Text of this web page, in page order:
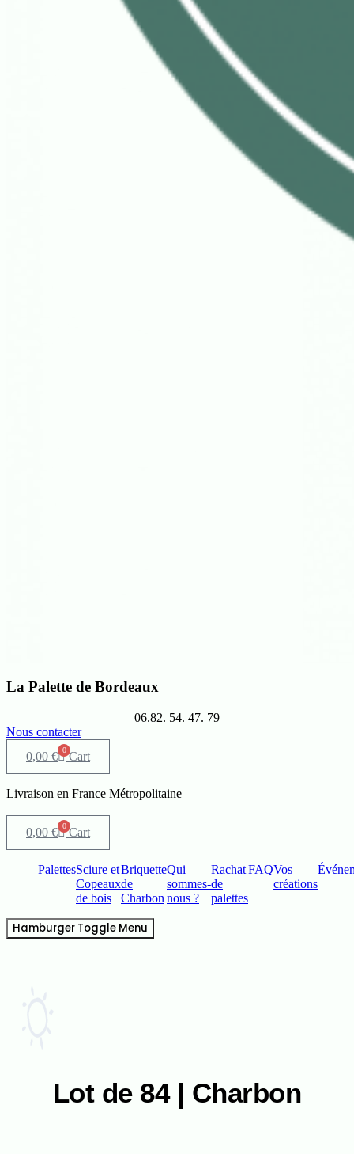
La Palette de Bordeaux
06.82. 54. 47. 79
Nous contacter
0,00 € 0 Cart
Livraison en France Métropolitaine
0,00 € 0 Cart
PalettesSciure et
Copeaux
de bois
Briquette
de
Charbon
Qui
sommes-
nous ?
Rachat
de
palettes
FAQVos
créations
Hamburger Toggle Menu
Lot de 84 | Charbon